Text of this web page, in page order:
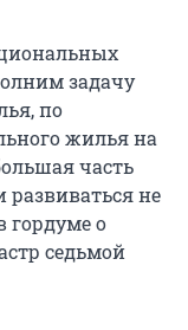
задачу
по
жилья на
часть
не
гордуме о
седьмой